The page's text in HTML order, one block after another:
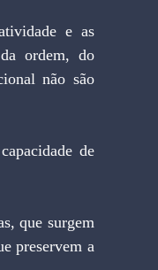
ordem, do
não são
preservem a